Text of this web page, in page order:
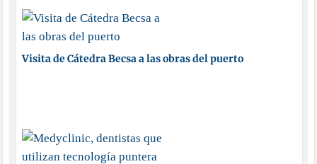
Visita de Cátedra Becsa a las obras del puerto